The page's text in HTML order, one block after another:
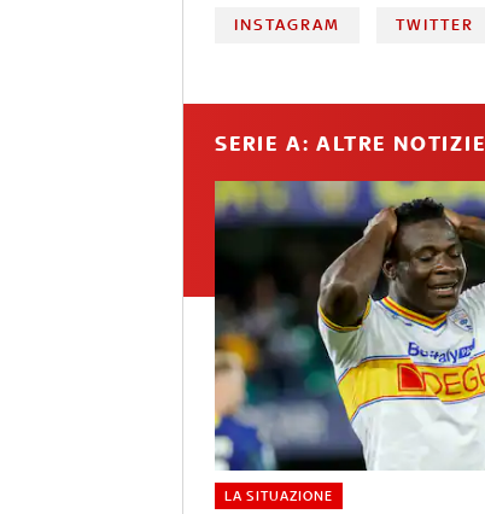
INSTAGRAM TWITTER
SERIE A: ALTRE NOTIZIE
LA SITUAZIONE